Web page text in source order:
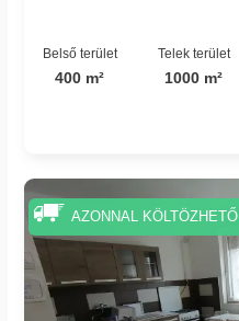
Belső terület
400 m²
Telek terület
1000 m²
AZONNAL KÖLTÖZHETŐ